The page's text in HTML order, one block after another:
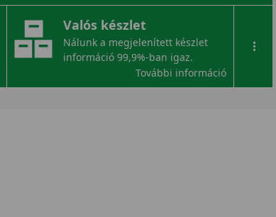
Valós készlet
Nálunk a megjelenített készlet
információ 99,9%-ban igaz.
További információ
...